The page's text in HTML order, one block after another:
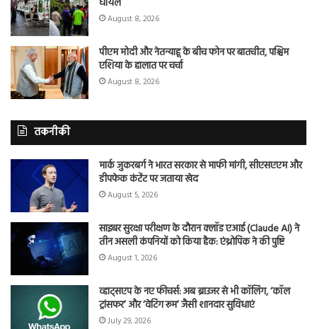
घायल
August 8, 2026
पीएम मोदी और नेतन्याहू के बीच फोन पर बातचीत, पश्चिम
एशिया के हालात पर चर्चा
August 8, 2026
तकनीकी
मार्क जुकरबर्ग ने भारत सरकार से माफी मांगी, सीएसएएम और
डीपफेक कंटेंट पर जताया खेद
August 5, 2026
साइबर सुरक्षा परीक्षण के दौरान क्लॉड एआई (Claude AI) ने
तीन असली कंपनियों को किया हैक: एंथ्रोपिक ने की पुष्टि
August 1, 2026
व्हाट्सएप के नए फीचर्स: अब ब्राउजर से भी कॉलिंग, ‘कॉल
ट्रांसफर’ और ‘वेटिंग रूम’ जैसी शानदार सुविधाएं
July 29, 2026